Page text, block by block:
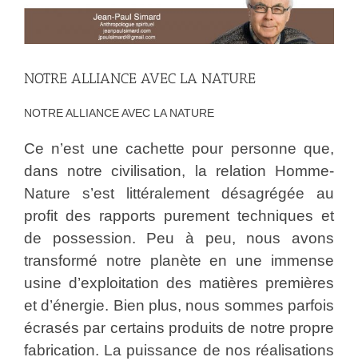
NOTRE ALLIANCE AVEC LA NATURE
NOTRE ALLIANCE AVEC LA NATURE
Ce n’est une cachette pour personne que,
dans notre civilisation, la relation Homme-
Nature s’est littéralement désagrégée au
profit des rapports purement techniques et
de possession. Peu à peu, nous avons
transformé notre planète en une immense
usine d’exploitation des matières premières
et d’énergie. Bien plus, nous sommes parfois
écrasés par certains produits de notre propre
fabrication. La puissance de nos réalisations